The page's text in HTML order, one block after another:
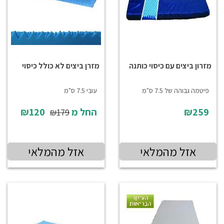
מזרון ביצים עם כיסוי כותנה
פיטמה גבוהה של 7.5 ס"מ
₪259
אזל מהמלאי
מזרן ביצים לא כולל כיסוי
עובי 7.5 ס"מ
החל מ₪179
אזל מהמלאי